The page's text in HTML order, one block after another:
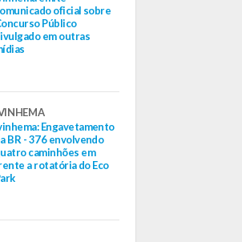
oficial sobre
Público
em outras
Engavetamento
BR - 376 envolvendo
caminhões em
a rotatória do Eco